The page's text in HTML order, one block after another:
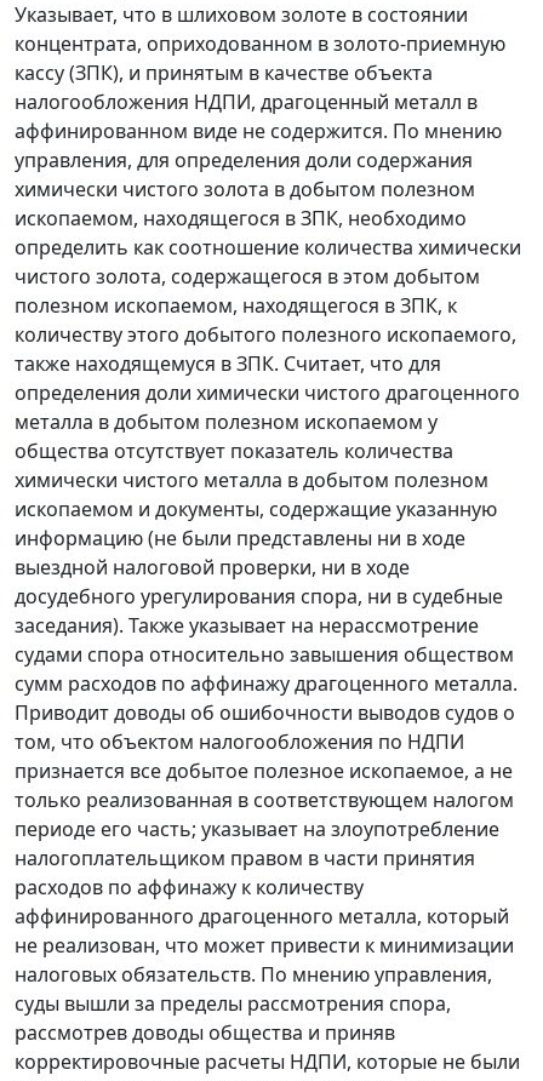
Указывает, что в шлиховом золоте в состоянии
концентрата, оприходованном в золото-приемную
кассу (ЗПК), и принятым в качестве объекта
налогообложения НДПИ, драгоценный металл в
аффинированном виде не содержится. По мнению
управления, для определения доли содержания
химически чистого золота в добытом полезном
ископаемом, находящегося в ЗПК, необходимо
определить как соотношение количества химически
чистого золота, содержащегося в этом добытом
полезном ископаемом, находящегося в ЗПК, к
количеству этого добытого полезного ископаемого,
также находящемуся в ЗПК. Считает, что для
определения доли химически чистого драгоценного
металла в добытом полезном ископаемом у
общества отсутствует показатель количества
химически чистого металла в добытом полезном
ископаемом и документы, содержащие указанную
информацию (не были представлены ни в ходе
выездной налоговой проверки, ни в ходе
досудебного урегулирования спора, ни в судебные
заседания). Также указывает на нерассмотрение
судами спора относительно завышения обществом
сумм расходов по аффинажу драгоценного металла.
Приводит доводы об ошибочности выводов судов о
том, что объектом налогообложения по НДПИ
признается все добытое полезное ископаемое, а не
только реализованная в соответствующем налогом
периоде его часть; указывает на злоупотребление
налогоплательщиком правом в части принятия
расходов по аффинажу к количеству
аффинированного драгоценного металла, который
не реализован, что может привести к минимизации
налоговых обязательств. По мнению управления,
суды вышли за пределы рассмотрения спора,
рассмотрев доводы общества и приняв
корректировочные расчеты НДПИ, которые не были